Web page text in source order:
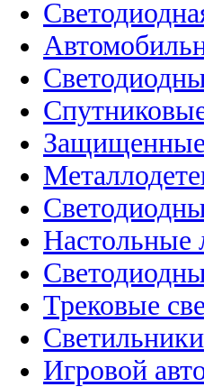
Настольные
Трековые
Светильники
Игровой